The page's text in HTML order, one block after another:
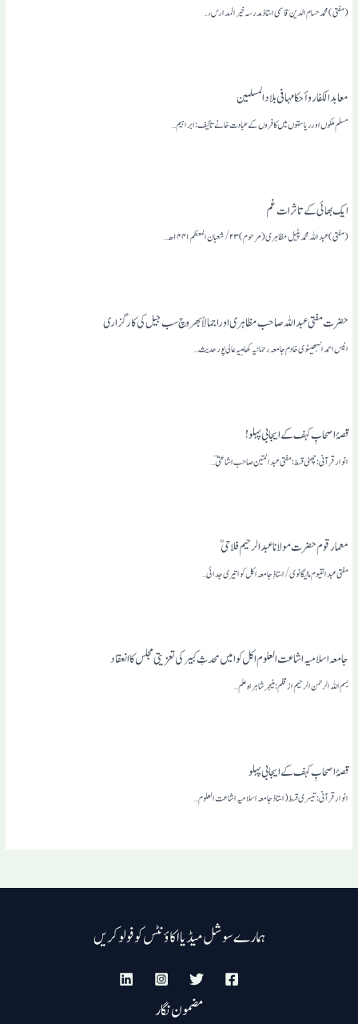
(مفتی )محمد حسام الدین قاسمی استاذ مدرسہ خیر المدارس ،…
معابد الکفار وأحکامہا فی بلاد المسلمین
مسلم ملکوں اورریاستوں میں کافروں کے عبادت خانے تألیف: ابراہیم…
ایک بھائی کے تاثرات غم
(مفتی)عبد اللہ محمد پٹیل مظاہری(مرحوم) ۲۳/ شعبان المعظم ۱۴۴۱ھ…
حضرت مفتی عبد اللہ صاحب مظاہری اوراجمالاً بھروچ سب جیل کی کارگزاری
انیس احمد انبھیٹوی خادم جامعہ رحمانیہ کھامبیہ عالی پور حدیث…
قصۂ اصحابِ کہف کے ایجابی پہلو!
انوار قرآنی: چھٹی قسط: مفتی عبد المتین صاحب اشاعتیؔ…
معمار قوم حضرت مولانا عبد الرحیم فلاحی
مفتی عبد القیوم مالیگانوی/ استاذِ جامعہ اکل کوا تیری جدائی…
جامعہ اسلامیہ اشاعت العلوم اکل کوا میں محدثِ کبیر کی تعزیتی مجلس کا انعقاد
بسم اللہ الرحمن الرحیم از قلم: منیجر شاہراہ علم …
قصۂ اصحابِ کہف کے ایجابی پہلو
انوار قرآنی: تیسری قسط (استاذ جامعہ اسلامیہ اشاعت العلوم…
ہمارے سوشل میڈیا اکاؤنٹس کو فولو کریں
مضمون نگار